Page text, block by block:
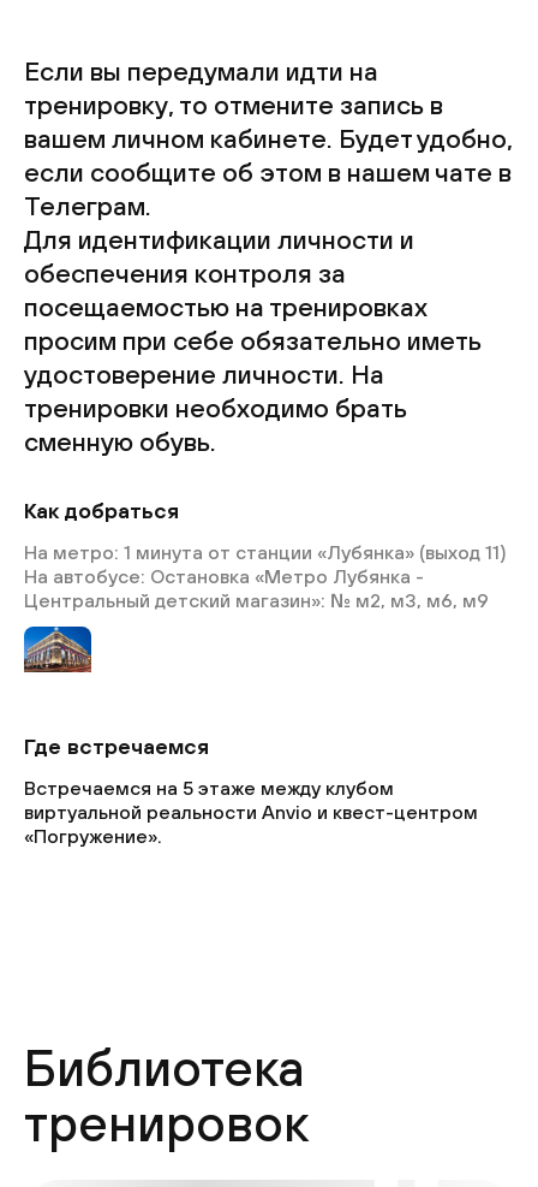
Если вы передумали идти на
тренировку, то отмените запись в
вашем личном кабинете. Будет удобно,
если сообщите об этом в нашем чате в
Телеграм.
Для идентификации личности и
обеспечения контроля за
посещаемостью на тренировках
просим при себе обязательно иметь
удостоверение личности. На
тренировки необходимо брать
сменную обувь.
Как добраться
На метро: 1 минута от станции «Лубянка» (выход 11)
На автобусе: Остановка «Метро Лубянка -
Центральный детский магазин»: № м2, м3, м6, м9
Где встречаемся
Встречаемся на 5 этаже между клубом
виртуальной реальности Anvio и квест-центром
«Погружение».
Библиотека
тренировок